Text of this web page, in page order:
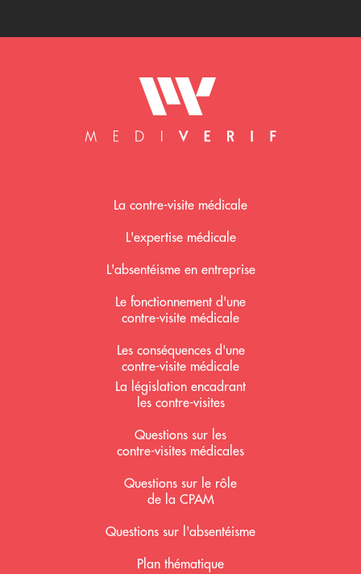
La contre-visite médicale
L'expertise médicale
L'absentéisme en entreprise
Le fonctionnement d'une
contre-visite médicale
Les conséquences d'une
contre-visite médicale
La législation encadrant
les contre-visites
Questions sur les
contre-visites médicales
Questions sur le rôle
de la CPAM
Questions sur l'absentéisme
Plan thématique